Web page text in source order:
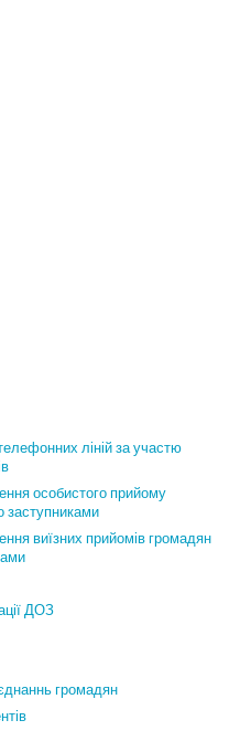
ліній за участю
особистого прийому
заступниками
виїзних прийомів громадян
ДОЗ
громадян